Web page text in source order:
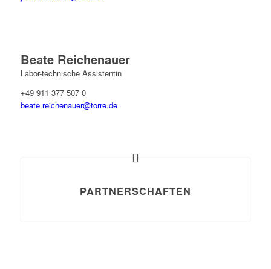
Beate Reichenauer
Labor-technische Assistentin
+49 911 377 507 0
beate.reichenauer@torre.de
PARTNERSCHAFTEN